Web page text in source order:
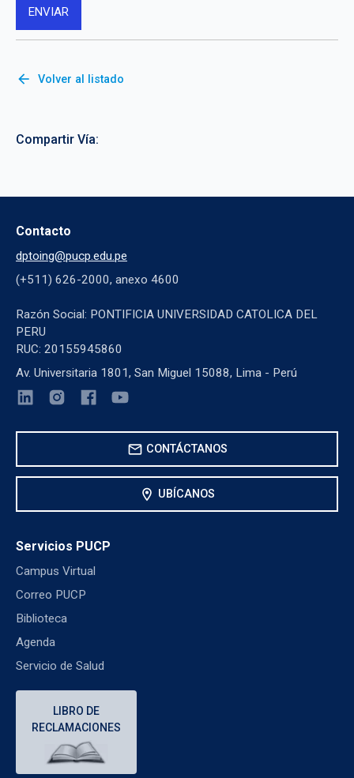
arrow_back Volver al listado
Compartir Vía:
Contacto
dptoing@pucp.edu.pe
(+511) 626-2000, anexo 4600
Razón Social: PONTIFICIA UNIVERSIDAD CATOLICA DEL
PERU
RUC: 20155945860
Av. Universitaria 1801, San Miguel 15088, Lima - Perú
mail CONTÁCTANOS
location_on UBÍCANOS
Servicios PUCP
Campus Virtual
Correo PUCP
Biblioteca
Agenda
Servicio de Salud
LIBRO DE
RECLAMACIONES